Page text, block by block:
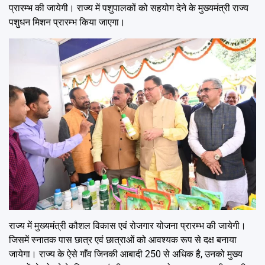
प्रारम्भ की जायेगी। राज्य में पशुपालकों को सहयोग देने के मुख्यमंत्री राज्य
पशुधन मिशन प्रारम्भ किया जाएगा।
राज्य में मुख्यमंत्री कौशल विकास एवं रोजगार योजना प्रारम्भ की जायेगी।
जिसमें स्नातक पास छात्र एवं छात्राओं को आवश्यक रूप से दक्ष बनाया
जायेगा। राज्य के ऐसे गाँव जिनकी आबादी 250 से अधिक है, उनको मुख्य